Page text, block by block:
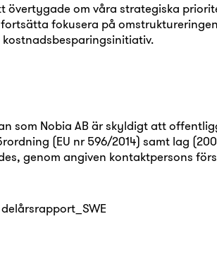
övertygade om våra strategiska
fokusera på
som Nobia AB är skyldigt att
(EU nr 596/2014) samt lag
genom angiven kontaktpersons